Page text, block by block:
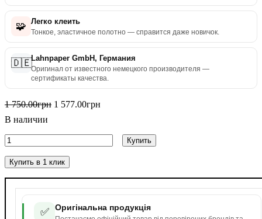
✅ Оригінальна продукція
🧩 Легко клеить
Тонкое, эластичное полотно — справится даже новичок.
🇩🇪Lahnpaper GmbH, Германия
Оригинал от известного немецкого производителя —
сертификаты качества.
1 750.00грн 1 577.00грн
В наличии
Купить
Купить в 1 клик